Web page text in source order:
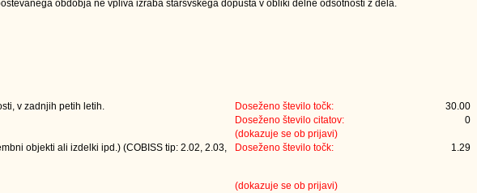
obdobja ne vpliva izraba staršvskega dopusta v obliki delne odsotnosti z dela.
v zadnjih petih letih. Doseženo število točk:
30.00
Doseženo število citatov:
0
(dokazuje se ob prijavi)
objekti ali izdelki ipd.) (COBISS tip: 2.02, 2.03,
Doseženo število točk: 1.29
(dokazuje se ob prijavi)